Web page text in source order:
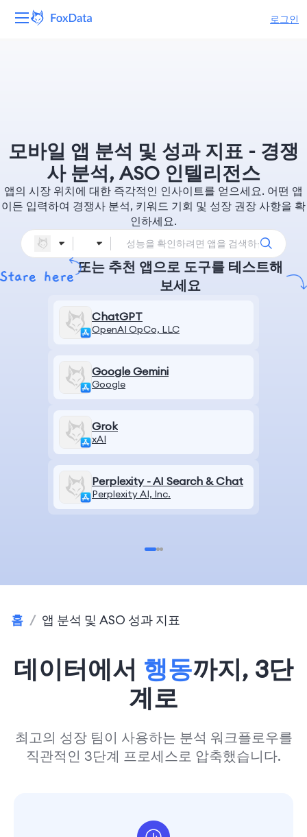
로그인
가격
회사
모바일 앱 분석 및 성과 지표 - 경쟁
사 분석, ASO 인텔리전스
앱의 시장 위치에 대한 즉각적인 인사이트를 얻으세요. 어떤 앱
이든 입력하여 경쟁사 분석, 키워드 기회 및 성장 권장 사항을 확
인하세요.
또는 추천 앱으로 도구를 테스트해
보세요
ChatGPT
OpenAI OpCo, LLC
Google Gemini
Google
Grok
xAI
Perplexity - AI Search & Chat
Perplexity AI, Inc.
홈 / 앱 분석 및 ASO 성과 지표
데이터에서 행동까지, 3단
계로
최고의 성장 팀이 사용하는 분석 워크플로우를
직관적인 3단계 프로세스로 압축했습니다.